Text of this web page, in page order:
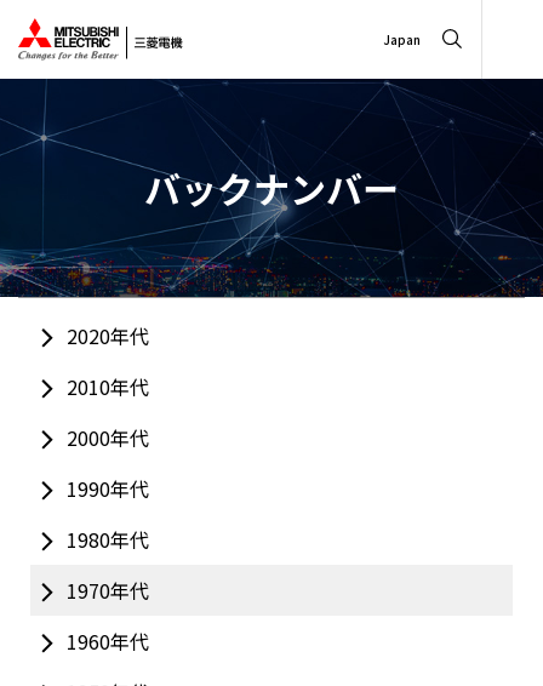
Japan
バックナンバー
2020年代
2010年代
2000年代
1990年代
1980年代
1970年代
1960年代